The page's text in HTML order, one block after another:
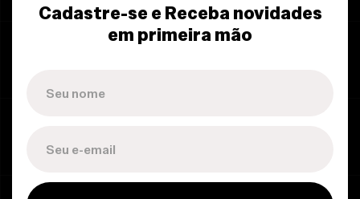
Cadastre-se e Receba novidades
em primeira mão